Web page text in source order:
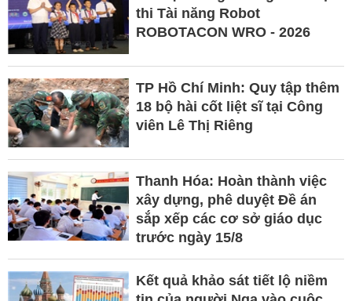
thi Tài năng Robot
ROBOTACON WRO - 2026
TP Hồ Chí Minh: Quy tập thêm
18 bộ hài cốt liệt sĩ tại Công
viên Lê Thị Riêng
Thanh Hóa: Hoàn thành việc
xây dựng, phê duyệt Đề án
sắp xếp các cơ sở giáo dục
trước ngày 15/8
Kết quả khảo sát tiết lộ niềm